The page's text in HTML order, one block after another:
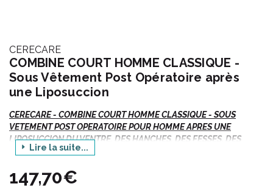
CERECARE
COMBINE COURT HOMME CLASSIQUE -
Sous Vêtement Post Opératoire après
une Liposuccion
CERECARE - COMBINE COURT HOMME CLASSIQUE - SOUS
VETEMENT POST OPERATOIRE POUR HOMME APRES UNE
LIPOSUCCION DU VENTRE, DES HANCHES, DES FESSES, DES
CUISSES, CORRECTION DE LA GYNECOMASTIE
Si vous commandez, n' oubliez pas de préciser :
Lire la suite...
147,70€